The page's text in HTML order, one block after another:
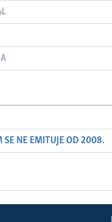
SE NE EMITUJE OD 2008.